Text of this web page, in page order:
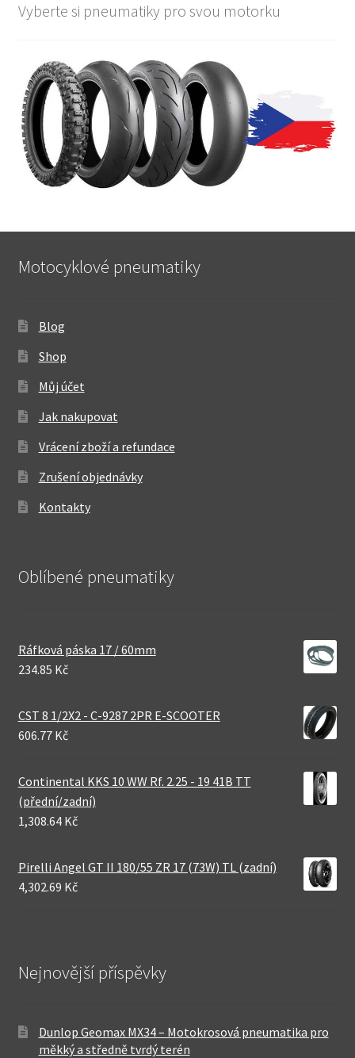
Vyberte si pneumatiky pro svou motorku
Motocyklové pneumatiky
Blog
Shop
Můj účet
Jak nakupovat
Vrácení zboží a refundace
Zrušení objednávky
Kontakty
Oblíbené pneumatiky
Ráfková páska 17 / 60mm
234.85 Kč
CST 8 1/2X2 - C-9287 2PR E-SCOOTER
606.77 Kč
Continental KKS 10 WW Rf. 2.25 - 19 41B TT
(přední/zadní)
1,308.64 Kč
Pirelli Angel GT II 180/55 ZR 17 (73W) TL (zadní)
4,302.69 Kč
Nejnovější příspěvky
Dunlop Geomax MX34 – Motokrosová pneumatika pro
měkký a středně tvrdý terén